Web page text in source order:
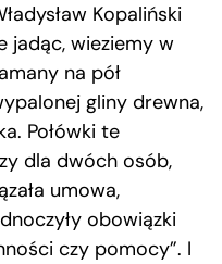
Kopaliński
jadąc, wieziemy w
na pół
gliny drewna,
Połówki te
dla dwóch osób,
umowa,
obowiązki
czy pomocy”. I